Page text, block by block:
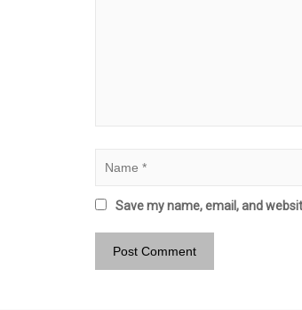
Save my name, email, and